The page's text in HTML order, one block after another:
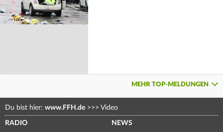
MEHR TOP-MELDUNGEN
Du bist hier: www.FFH.de >>> Video
RADIO NEWS